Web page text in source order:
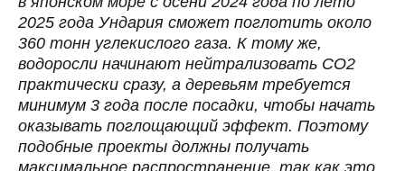
2025 года Ундария сможет поглотить около
360 тонн углекислого газа. К тому же,
водоросли начинают нейтрализовать СО2
практически сразу, а деревьям требуется
минимум 3 года после посадки, чтобы начать
оказывать поглощающий эффект. Поэтому
подобные проекты должны получать
ОСТАВЬТЕ СВОЮ ПОЧТУ, ЧТОБЫ
ПОДПИСАТЬСЯ НА РАССЫЛКУ.
ОБЕЩАЕМ ПРИСЫЛАТЬ ТОЛЬКО